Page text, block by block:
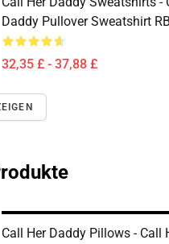
Daddy Pullover Sweatshirt
32,35 £ - 37,88 £
Call Her Daddy Pillows - Call